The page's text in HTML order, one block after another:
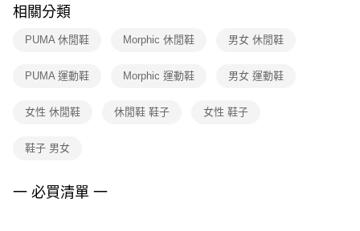
※ 交易是否成功請以「AFTEE先享後付 」之結帳頁面顯示為準，若有關於
是否繳費成功／繳費後需取消欲退款等相關疑問，請聯繫「AFTEE先享後付
客戶支援中心」https://netprotections.freshdesk.com/support/home
１．透過由恩沛科技股份有限公司提供之「AFTEE先享後付」服務完成之交
權轉讓予恩沛科技股份有限公司。
３．未成年的使用者請事先徵得法定代理人或監護人之同意方可使用
４．使用「AFTEE先享後付」時，將依據個別帳號之用戶狀況，依本公司即
相關分類
PUMA 休閒鞋 Morphic 休閒鞋 男女 休閒鞋
PUMA 運動鞋 Morphic 運動鞋 男女 運動鞋
女性 休閒鞋 休閒鞋 鞋子 女性 鞋子
鞋子 男女
一 必買清單 一